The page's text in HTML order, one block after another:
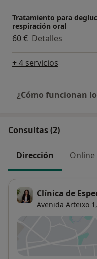
Tratamiento para
respiración oral
60 € Detalles
+ 4 servicios
¿Cómo funcionan
Consultas (2)
Dirección Online
Clínica de
Avenida Arteixo 1,